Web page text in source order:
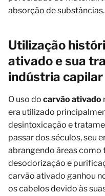
absorção de substâncias.
Utilização
ativado e sua
indústria capilar
O uso do carvão ativado
era utilizado
desintoxicação e
passar dos séculos, seu
abrangendo áreas como
desodorização e
carvão ativado ganhou
os cabelos devido às